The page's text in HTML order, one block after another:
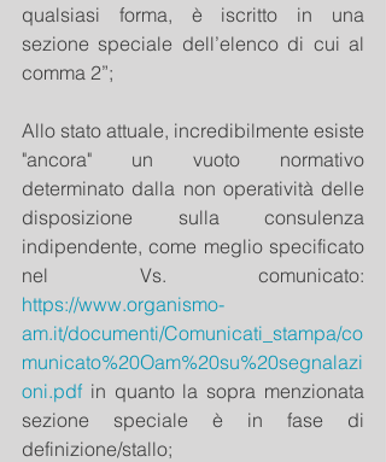
qualsiasi forma, è iscritto in una
sezione speciale dell’elenco di cui al
comma 2”;
Allo stato attuale, incredibilmente esiste
"ancora" un vuoto normativo
determinato dalla non operatività delle
disposizione sulla consulenza
indipendente, come meglio specificato
https://www.organismo-
am.it/documenti/Comunicati_stampa/co
municato%20Oam%20su%20segnalazi
oni.pdf in quanto la sopra menzionata
sezione speciale è in fase di
definizione/stallo;